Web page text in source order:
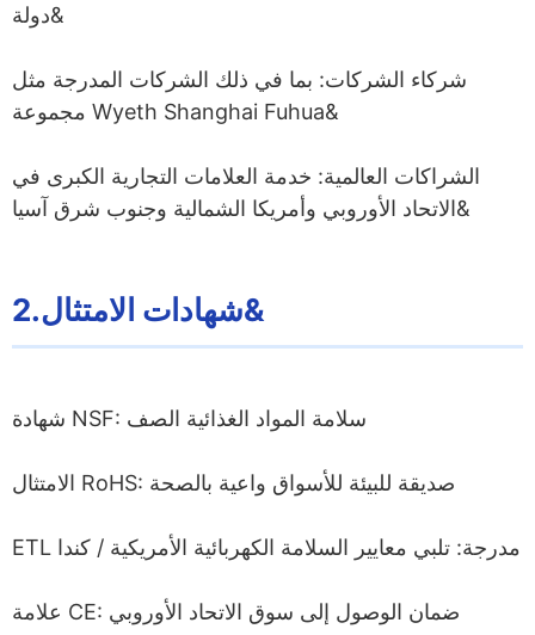
دولة&
شركاء الشركات: بما في ذلك الشركات المدرجة مثل
مجموعة Wyeth Shanghai Fuhua&
الشراكات العالمية: خدمة العلامات التجارية الكبرى في
الاتحاد الأوروبي وأمريكا الشمالية وجنوب شرق آسيا&
2.شهادات الامتثال&
شهادة NSF: سلامة المواد الغذائية الصف
الامتثال RoHS: صديقة للبيئة للأسواق واعية بالصحة
ETL مدرجة: تلبي معايير السلامة الكهربائية الأمريكية / كندا
علامة CE: ضمان الوصول إلى سوق الاتحاد الأوروبي